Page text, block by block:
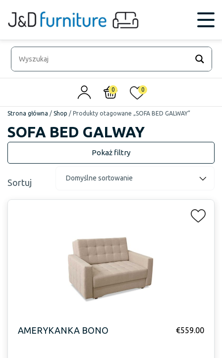
0 0
Strona główna / Shop / Produkty otagowane „SOFA BED GALWAY”
SOFA BED GALWAY
Sortuj
AMERYKANKA BONO €559.00